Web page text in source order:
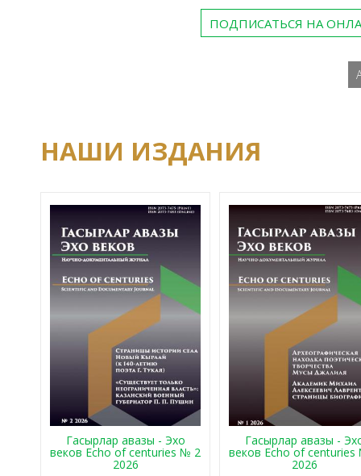
ПОДПИСАТЬСЯ НА
НАШИ ИЗДАНИЯ
Гасырлар авазы - Эхо
веков Echo of centuries № 2
2026
Гасырлар авазы -
веков Echo of
2026